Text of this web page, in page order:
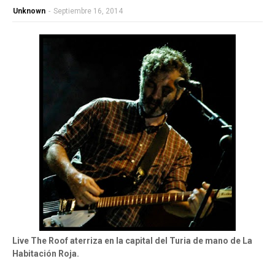
Unknown - Septiembre 16, 2014
Live The Roof aterriza en la capital del Turia de mano de La
Habitación Roja.